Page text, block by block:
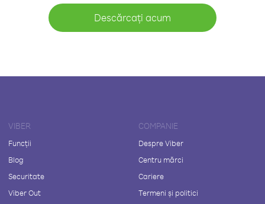
Descărcați acum
VIBER
Funcții
Blog
Securitate
Viber Out
COMPANIE
Despre Viber
Centru mărci
Cariere
Termeni și politici